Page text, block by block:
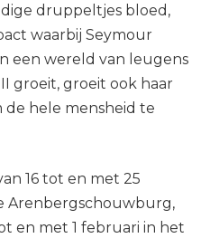
druppeltjes bloed,
waarbij Seymour
een wereld van leugens
groeit, groeit ook haar
de hele mensheid te
16 tot en met 25
Arenbergschouwburg,
en met 1 februari in het